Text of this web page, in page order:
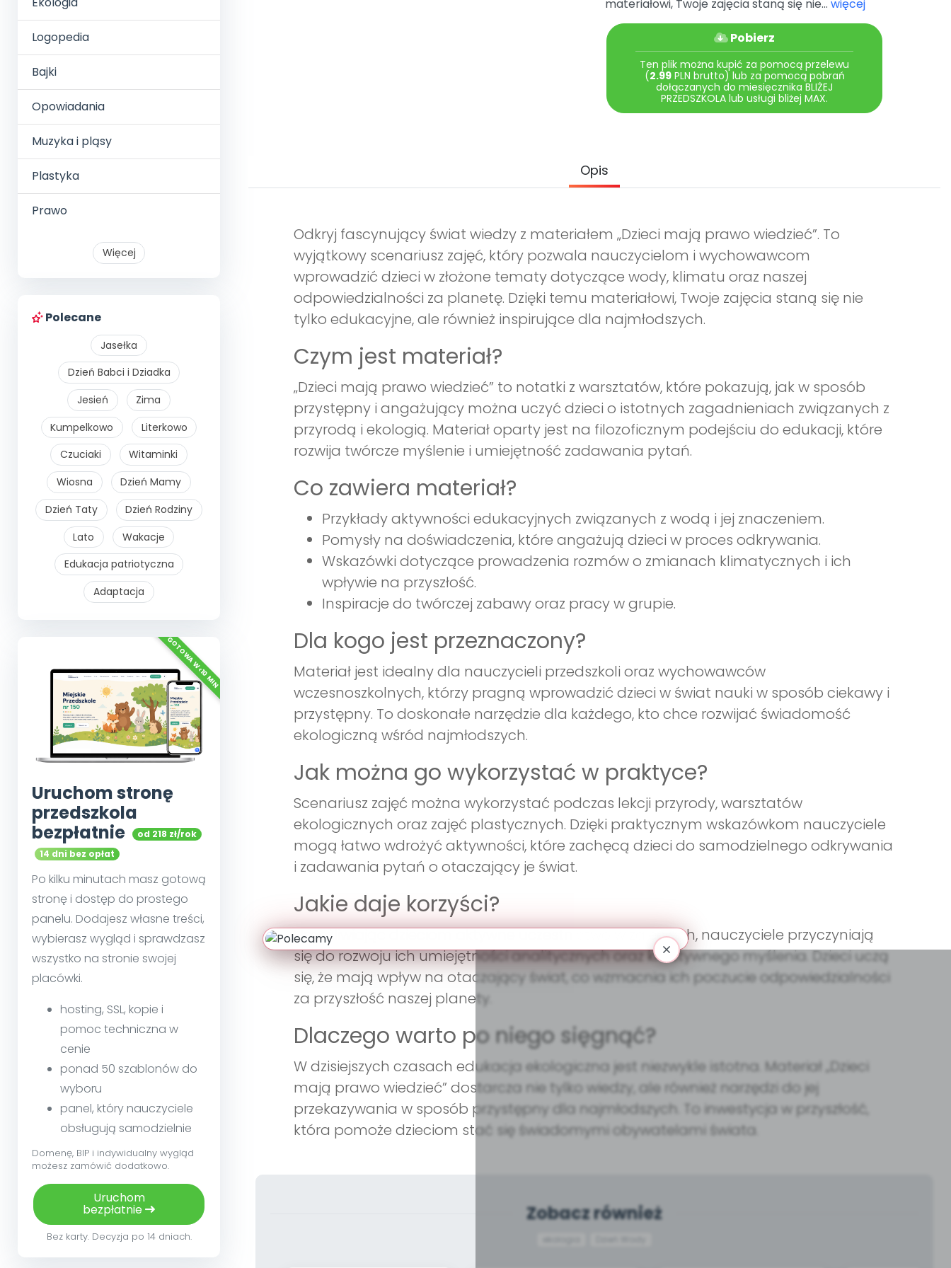
Logopedia
Bajki
Opowiadania
Muzyka i pląsy
Plastyka
Prawo
Więcej
Polecane
Jasełka
Dzień Babci i Dziadka
Jesień
Zima
Kumpelkowo
Literkowo
Czuciaki
Witaminki
Wiosna
Dzień Mamy
Dzień Taty
Dzień Rodziny
Lato
Wakacje
Edukacja patriotyczna
Adaptacja
Uruchom stronę
przedszkola
bezpłatnie
od 218 zł/rok
14 dni bez opłat
Po kilku minutach masz gotową
stronę i dostęp do prostego
panelu. Dodajesz własne treści,
wybierasz wygląd i sprawdzasz
wszystko na stronie swojej
placówki.
hosting, SSL, kopie i
pomoc techniczna w
cenie
ponad 50 szablonów do
wyboru
panel, który nauczyciele
obsługują samodzielnie
Domenę, BIP i indywidualny wygląd
możesz zamówić dodatkowo.
Uruchom
bezpłatnie
Bez karty. Decyzja po 14 dniach.
materiałowi, Twoje zajęcia staną się nie... więcej
Pobierz
Ten plik można kupić za pomocą przelewu
(2.99PLN brutto) lub za pomocą pobrań
dołączanych do miesięcznika BLIŻEJ
PRZEDSZKOLA lub usługi bliżej MAX.
Opis
Odkryj fascynujący świat wiedzy z materiałem „Dzieci mają prawo wiedzieć”. To
wyjątkowy scenariusz zajęć, który pozwala nauczycielom i wychowawcom
wprowadzić dzieci w złożone tematy dotyczące wody, klimatu oraz naszej
odpowiedzialności za planetę. Dzięki temu materiałowi, Twoje zajęcia staną się nie
tylko edukacyjne, ale również inspirujące dla najmłodszych.
Czym jest materiał?
„Dzieci mają prawo wiedzieć” to notatki z warsztatów, które pokazują, jak w sposób
przystępny i angażujący można uczyć dzieci o istotnych zagadnieniach związanych z
przyrodą i ekologią. Materiał oparty jest na filozoficznym podejściu do edukacji, które
rozwija twórcze myślenie i umiejętność zadawania pytań.
Co zawiera materiał?
Przykłady aktywności edukacyjnych związanych z wodą i jej znaczeniem.
Pomysły na doświadczenia, które angażują dzieci w proces odkrywania.
Wskazówki dotyczące prowadzenia rozmów o zmianach klimatycznych i ich
wpływie na przyszłość.
Inspiracje do twórczej zabawy oraz pracy w grupie.
Dla kogo jest przeznaczony?
Materiał jest idealny dla nauczycieli przedszkoli oraz wychowawców
wczesnoszkolnych, którzy pragną wprowadzić dzieci w świat nauki w sposób ciekawy i
przystępny. To doskonałe narzędzie dla każdego, kto chce rozwijać świadomość
ekologiczną wśród najmłodszych.
Jak można go wykorzystać w praktyce?
Scenariusz zajęć można wykorzystać podczas lekcji przyrody, warsztatów
ekologicznych oraz zajęć plastycznych. Dzięki praktycznym wskazówkom nauczyciele
mogą łatwo wdrożyć aktywności, które zachęcą dzieci do samodzielnego odkrywania
i zadawania pytań o otaczający je świat.
Jakie daje korzyści?
Umożliwiając dzieciom aktywne uczestnictwo w zajęciach, nauczyciele przyczyniają
się do rozwoju ich umiejętności analitycznych oraz kreatywnego myślenia. Dzieci uczą
się, że mają wpływ na otaczający świat, co wzmacnia ich poczucie odpowiedzialności
za przyszłość naszej planety.
Dlaczego warto po niego sięgnąć?
W dzisiejszych czasach edukacja ekologiczna jest niezwykle istotna. Materiał „Dzieci
mają prawo wiedzieć” dostarcza nie tylko wiedzy, ale również narzędzi do jej
przekazywania w sposób przystępny dla najmłodszych. To inwestycja w przyszłość,
która pomoże dzieciom stać się świadomymi obywatelami świata.
Zobacz również